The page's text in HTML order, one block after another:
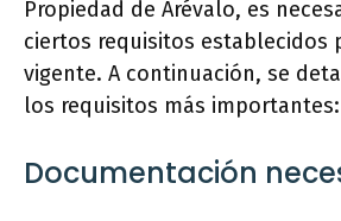
Propiedad de Arévalo, es
ciertos requisitos establecidos
vigente. A continuación, se
los requisitos más importantes:
Documentación